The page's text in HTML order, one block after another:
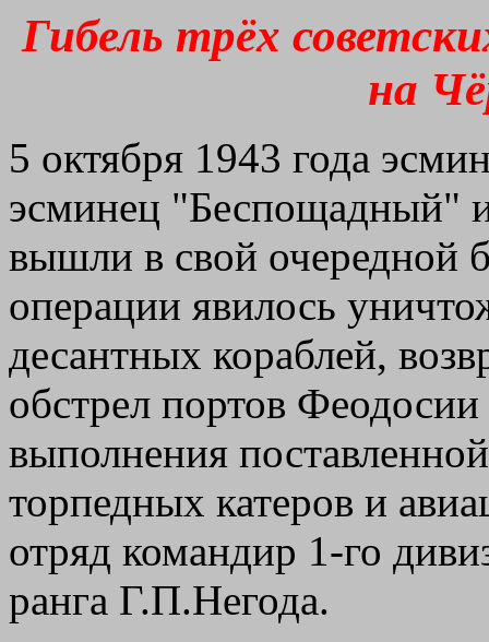
Гибель трёх
на
5 октября 1943 года
эсминец "Беспощадный"
вышли в свой очередной
операции явилось
десантных кораблей,
обстрел портов
выполнения
торпедных катеров и
отряд командир 1-го
ранга Г.П.Негода.